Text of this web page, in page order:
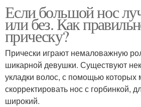
Если большой нос
или без. Как
прическу?
Прически играют немаловажную
шикарной девушки. Существуют
укладки волос, с помощью которых
скорректировать нос с горбинкой,
широкий.